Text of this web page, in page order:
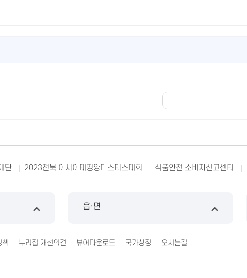
단 2023전북 아시아태평양마스터스대회 식품안전 소비자신고센터
읍·면
책 누리집 개선의견 뷰어다운로드 국가상징 오시는길